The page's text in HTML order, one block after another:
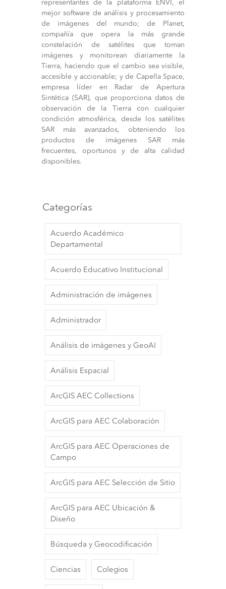
representantes de la plataforma ENVI, el
mejor software de análisis y procesamiento
de imágenes del mundo; de Planet,
compañía que opera la más grande
constelación de satélites que toman
imágenes y monitorean diariamente la
Tierra, haciendo que el cambio sea visible,
accesible y accionable; y de Capella Space,
empresa líder en Radar de Apertura
Sintética (SAR), que proporciona datos de
observación de la Tierra con cualquier
condición atmosférica, desde los satélites
SAR más avanzados, obteniendo los
productos de imágenes SAR más
frecuentes, oportunos y de alta calidad
disponibles.
Categorías
Acuerdo Académico
Departamental
Acuerdo Educativo Institucional
Administración de imágenes
Administrador
Análisis de imágenes y GeoAI
Análisis Espacial
ArcGIS AEC Collections
ArcGIS para AEC Colaboración
ArcGIS para AEC Operaciones de
Campo
ArcGIS para AEC Selección de Sitio
ArcGIS para AEC Ubicación &
Diseño
Búsqueda y Geocodificación
Ciencias Colegios